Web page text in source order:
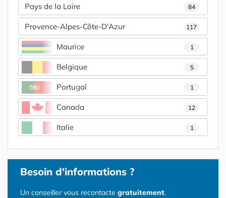
Pays de la Loire 84
Provence-Alpes-Côte-D'Azur 117
Maurice 1
Belgique 5
Portugal 1
Canada 12
Italie 1
Besoin d'informations ?
Un conseiller vous recontacte gratuitement.